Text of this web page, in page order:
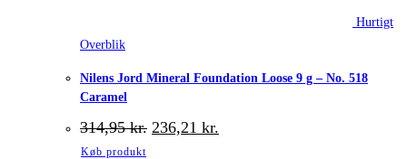
Hurtigt
Overblik
Nilens Jord Mineral Foundation Loose 9 g – No. 518
Caramel
314,95kr. Den
oprindelige
236,21 kr.
aktuelle
Køb produkt